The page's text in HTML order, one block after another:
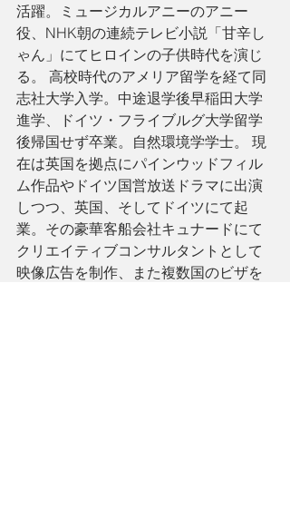
活躍。ミュージカルアニーのアニー
役、NHK朝の連続テレビ小説「甘辛し
ゃん」にてヒロインの子供時代を演じ
る。 高校時代のアメリア留学を経て同
志社大学入学。中途退学後早稲田大学
進学、ドイツ・フライブルグ大学留学
後帰国せず卒業。自然環境学学士。 現
在は英国を拠点にパインウッドフィル
ム作品やドイツ国営放送ドラマに出演
しつつ、英国、そしてドイツにて起
業。その豪華客船会社キュナードにて
クリエイティブコンサルタントとして
映像広告を制作、また複数国のビザを